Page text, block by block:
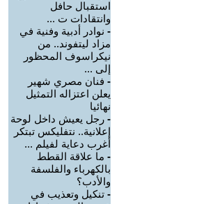
استقبال حافل
وانتقادات ت ...
- نوادر أدبية وفنية في
مزاد ليتفوند.. من
نيكراسوف المحظور
إلى ...
- فنان مصري شهير
يعلن اعتزاله التمثيل
نهائيا
- رجل يعيش داخل لوحة
إعلانية.. نتفليكس تبتكر
أغرب دعاية لفيلم ...
- ما علاقة القطط
بالكهرباء والفلسفة
والأدب؟
- تنكيل وتعذيب في